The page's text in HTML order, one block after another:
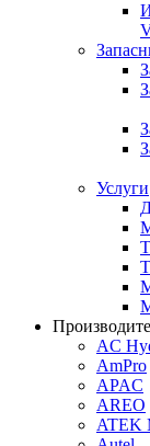
Услуги
AC
AmPro
APAC
AREO
ATEK